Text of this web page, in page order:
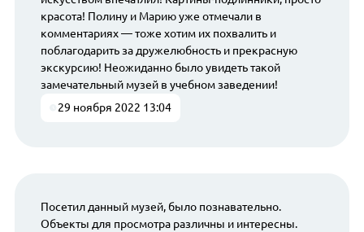
красота! Полину и Марию уже отмечали в
комментариях — тоже хотим их похвалить и
поблагодарить за дружелюбность и прекрасную
экскурсию! Неожиданно было увидеть такой
замечательный музей в учебном заведении!
29 ноября 2022 13:04
Посетил данный музей, было познавательно.
Объекты для просмотра различны и интересны.